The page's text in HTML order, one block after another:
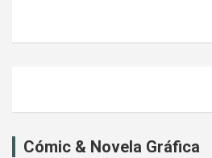
Cómic & Novela Gráfica